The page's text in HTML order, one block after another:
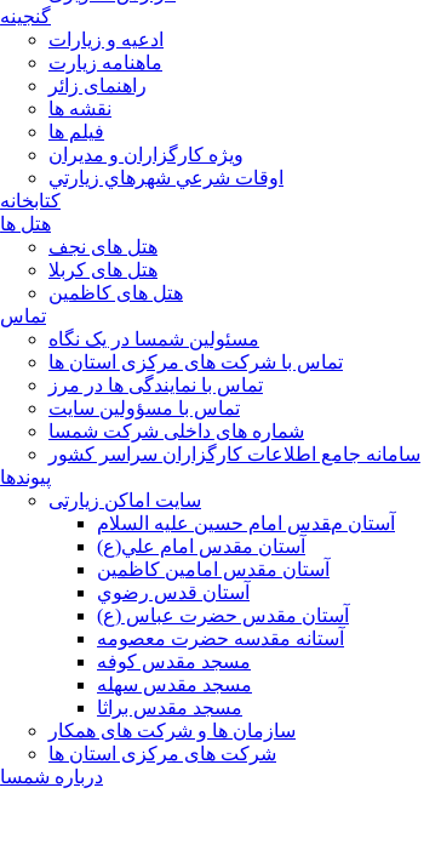
گنجینه
ادعیه و زیارات
ماهنامه زیارت
راهنمای زائر
نقشه ها
فیلم ها
ويژه كارگزاران و مديران
اوقات شرعي شهرهاي زيارتي
کتابخانه
هتل ها
هتل های نجف
هتل های کربلا
هتل های کاظمین
تماس
مسئولین شمسا در یک نگاه
تماس با شرکت های مرکزی استان ها
تماس با نمایندگی ها در مرز
تماس با مسؤولین سایت
شماره های داخلی شرکت شمسا
سامانه جامع اطلاعات کارگزاران سراسر کشور
پیوندها
سایت اماکن زیارتی
آستان مقدس امام حسين عليه السلام
آستان مقدس امام علي(ع)
آستان مقدس امامين كاظمين
آستان قدس رضوي
آستان مقدس حضرت عباس (ع)
آستانه مقدسه حضرت معصومه
مسجد مقدس كوفه
مسجد مقدس سهله
مسجد مقدس براثا
سازمان ها و شرکت های همکار
شرکت های مرکزی استان ها
درباره شمسا